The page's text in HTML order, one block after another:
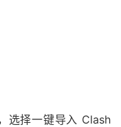
选择一键导入 Clash